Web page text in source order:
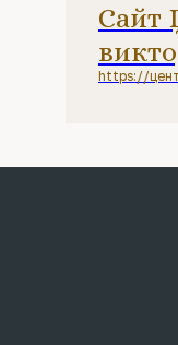
Сайт
https://